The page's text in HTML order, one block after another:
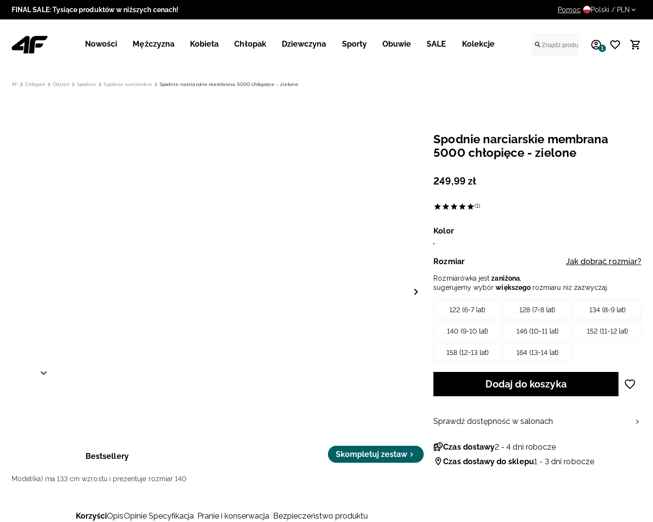
FINAL SALE: Tysiące produktów w niższych cenach! 14 dni na darmowy zwrot
Pomoc Polski / PLN
Nowości Mężczyzna Kobieta Chłopak Dziewczyna Sporty Obuwie SALE Kolekcje 1
4F Chłopak Odzież Spodnie Spodnie narciarskie Spodnie narciarskie membrana 5000 chłopięce - zielone
Bestsellery Skompletuj zestaw
Model(ka) ma 133 cm wzrostu i prezentuje rozmiar 140
KorzyściOpisOpinie Specyfikacja Pranie i konserwacja Bezpieczeństwo produktu
Spodnie narciarskie membrana
5000 chłopięce - zielone
249,99 zł
(1)
Kolor
Rozmiar Jak dobrać rozmiar?
Rozmiarówka jestzaniżona,
sugerujemy wybórwiększegorozmiaru niż zazwyczaj.
122 (6-7 lat) 128 (7-8 lat) 134 (8-9 lat)
140 (9-10 lat) 146 (10-11 lat) 152 (11-12 lat)
158 (12-13 lat) 164 (13-14 lat)
Dodaj do koszyka
Czas dostawy2 - 4 dni robocze
Czas dostawy do sklepu1 - 3 dni robocze
Sprawdź dostępność w salonach